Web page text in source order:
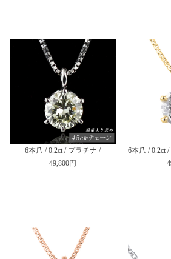
6本爪 / 0.2ct / プラチナ /
49,800円
6本爪 / 0.2ct